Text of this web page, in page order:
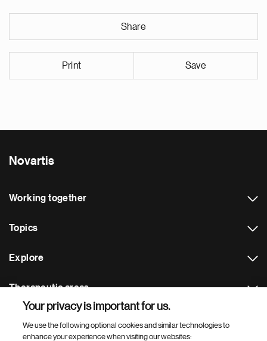
Share
Print Save
Novartis
Working together
Topics
Explore
Therapeutic areas
Footer Site Search
Your privacy is important for us.
We use the following optional cookies and similar technologies to
enhance your experience when visiting our websites: